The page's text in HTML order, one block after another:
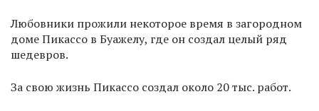
Любовники прожили некоторое время в загородном
доме Пикассо в Буажелу, где он создал целый ряд
шедевров.
За свою жизнь Пикассо создал около 20 тыс. работ.